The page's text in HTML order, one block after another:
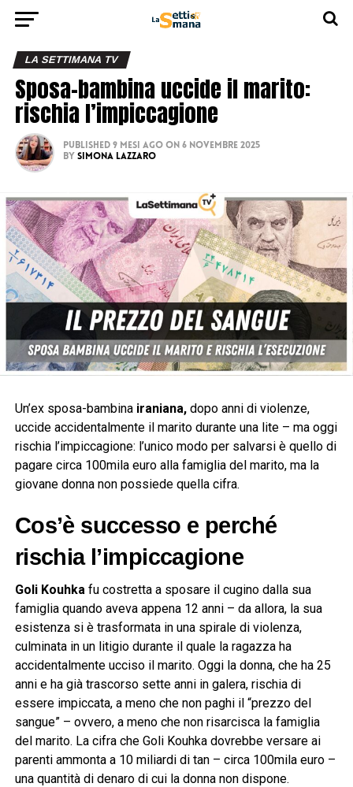
LA SETTIMANA TV
Sposa-bambina uccide il marito:
rischia l’impiccagione
Published 9 mesi ago on 6 Novembre 2025
By Simona Lazzaro
Un’ex sposa-bambina iraniana,dopo anni di violenze,
uccide accidentalmente il marito durante una lite – ma oggi
rischia l’impiccagione: l’unico modo per salvarsi è quello di
pagare circa 100mila euro alla famiglia del marito, ma la
giovane donna non possiede quella cifra.
Cos’è successo e perché
rischia l’impiccagione
Goli Kouhka fu costretta a sposare il cugino dalla sua
famiglia quando aveva appena 12 anni – da allora, la sua
esistenza si è trasformata in una spirale di violenza,
culminata in un litigio durante il quale la ragazza ha
accidentalmente ucciso il marito. Oggi la donna, che ha 25
anni e ha già trascorso sette anni in galera, rischia di
essere impiccata, a meno che non paghi il “prezzo del
sangue” – ovvero, a meno che non risarcisca la famiglia
del marito. La cifra che Goli Kouhka dovrebbe versare ai
parenti ammonta a 10 miliardi di tan – circa 100mila euro –
una quantità di denaro di cui la donna non dispone.